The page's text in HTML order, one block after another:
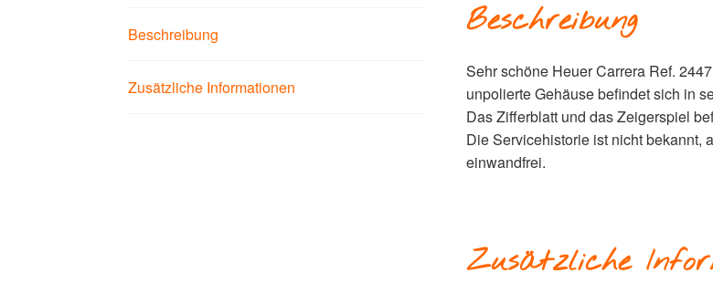
Beschreibung
Zusätzliche Informationen
Beschreibung
Sehr schöne Heuer Carrera Ref.
unpolierte Gehäuse befindet sich in
Das Zifferblatt und das Zeigerspiel
Die Servicehistorie ist nicht bekannt,
einwandfrei.
Zusätzliche